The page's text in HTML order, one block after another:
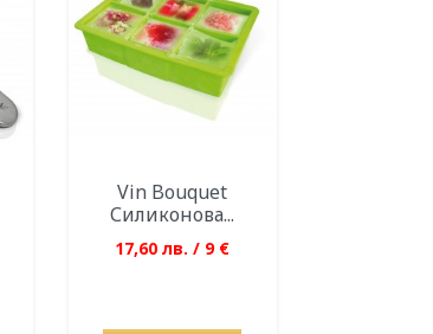
Vin Bouquet
Силиконова...
17,60 лв. / 9 €